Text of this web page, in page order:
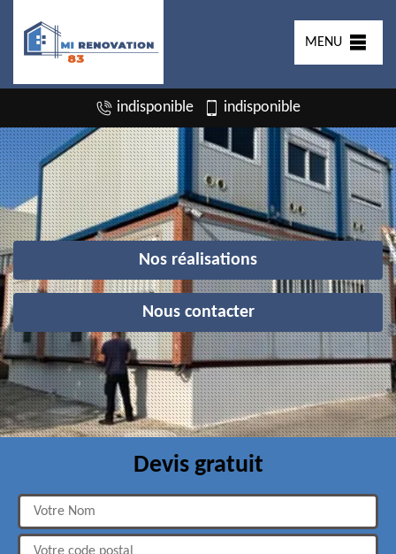
MENU
indisponible indisponible
Nos réalisations
Nous contacter
Devis gratuit